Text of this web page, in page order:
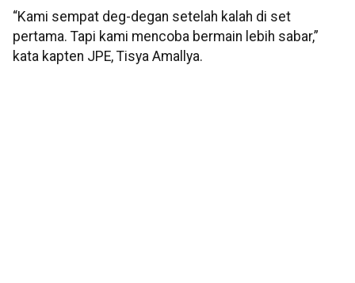
“Kami sempat deg-degan setelah kalah di set
pertama. Tapi kami mencoba bermain lebih sabar,”
kata kapten JPE, Tisya Amallya.